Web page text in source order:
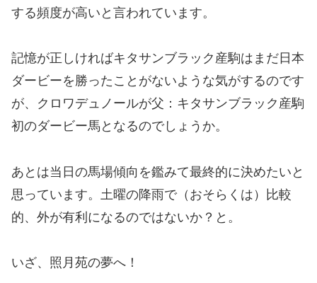
する頻度が高いと言われています。
記憶が正しければキタサンブラック産駒はまだ日本
ダービーを勝ったことがないような気がするのです
が、クロワデュノールが父：キタサンブラック産駒
初のダービー馬となるのでしょうか。
あとは当日の馬場傾向を鑑みて最終的に決めたいと
思っています。土曜の降雨で（おそらくは）比較
的、外が有利になるのではないか？と。
いざ、照月苑の夢へ！